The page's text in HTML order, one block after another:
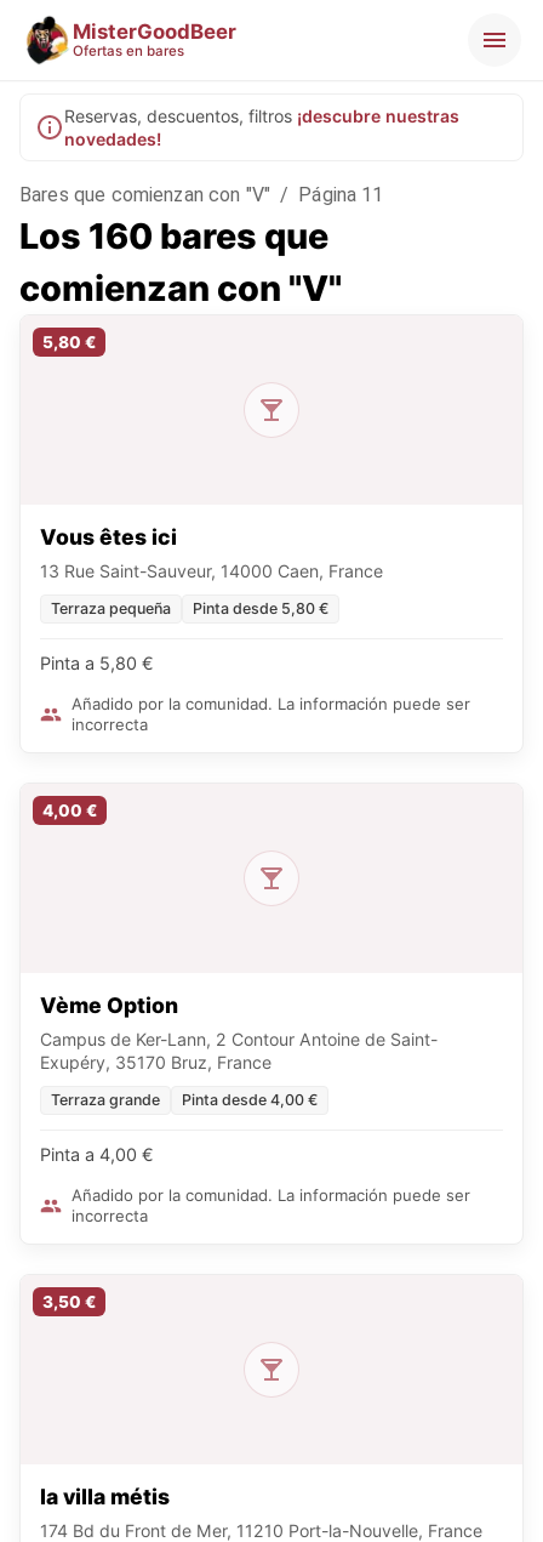
MisterGoodBeer
Ofertas en bares
Reservas, descuentos, filtros ¡descubre nuestras
novedades!
Bares que comienzan con "V" / Página 11
Los 160 bares que
comienzan con "V"
5,80 €
Vous êtes ici
13 Rue Saint-Sauveur, 14000 Caen, France
Terraza pequeña Pinta desde 5,80 €
Pinta a 5,80 €
Añadido por la comunidad. La información puede ser
incorrecta
4,00 €
Vème Option
Campus de Ker-Lann, 2 Contour Antoine de Saint-
Exupéry, 35170 Bruz, France
Terraza grande Pinta desde 4,00 €
Pinta a 4,00 €
Añadido por la comunidad. La información puede ser
incorrecta
3,50 €
la villa métis
174 Bd du Front de Mer, 11210 Port-la-Nouvelle, France